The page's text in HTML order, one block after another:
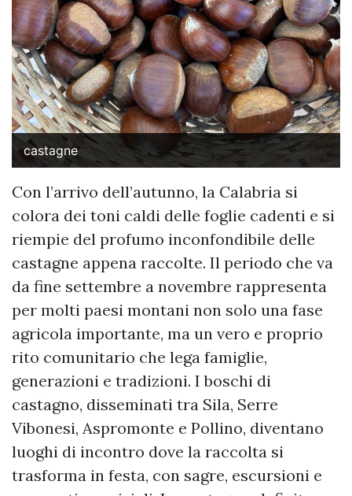
castagne
Con l’arrivo dell’autunno, la Calabria si
colora dei toni caldi delle foglie cadenti e si
riempie del profumo inconfondibile delle
castagne appena raccolte. Il periodo che va
da fine settembre a novembre rappresenta
per molti paesi montani non solo una fase
agricola importante, ma un vero e proprio
rito comunitario che lega famiglie,
generazioni e tradizioni. I boschi di
castagno, disseminati tra Sila, Serre
Vibonesi, Aspromonte e Pollino, diventano
luoghi di incontro dove la raccolta si
trasforma in festa, con sagre, escursioni e